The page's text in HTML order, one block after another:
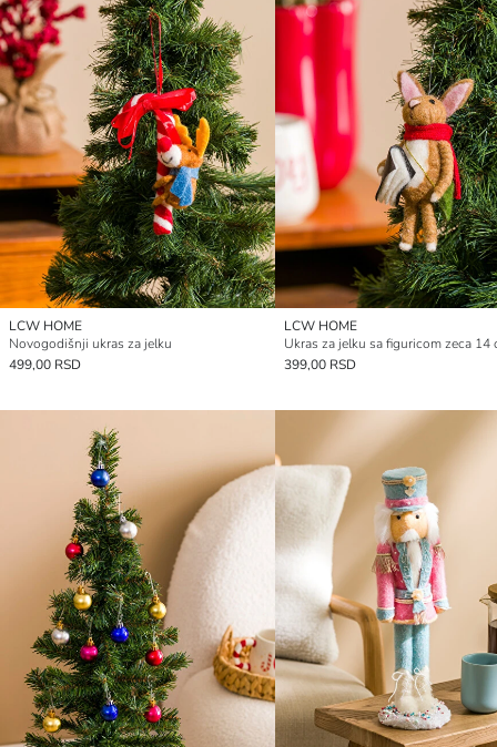
LCW HOME
Novogodišnji ukras za jelku
499,00 RSD
LCW HOME
Ukras za jelku sa figuricom zeca 14
399,00 RSD